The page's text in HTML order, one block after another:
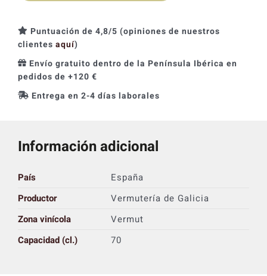
Puntuación de 4,8/5 (opiniones de nuestros
clientes aquí)
Envío gratuito dentro de la Península Ibérica en
pedidos de +120 €
Entrega en 2-4 días laborales
Información adicional
País
España
Productor
Vermutería de Galicia
Zona vinícola
Vermut
Capacidad (cl.)
70